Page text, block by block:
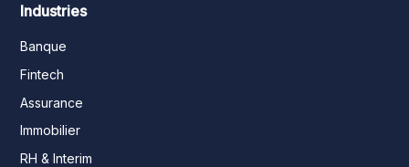
Industries
Banque
Fintech
Assurance
Immobilier
RH & Interim